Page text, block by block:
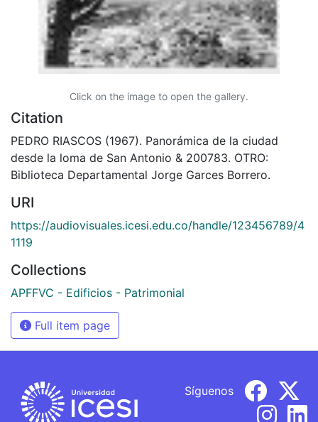
Click on the image to open the gallery.
Citation
PEDRO RIASCOS (1967). Panorámica de la ciudad
desde la loma de San Antonio & 200783. OTRO:
Biblioteca Departamental Jorge Garces Borrero.
URI
https://audiovisuales.icesi.edu.co/handle/123456789/4
1119
Collections
APFFVC - Edificios - Patrimonial
Full item page
Síguenos